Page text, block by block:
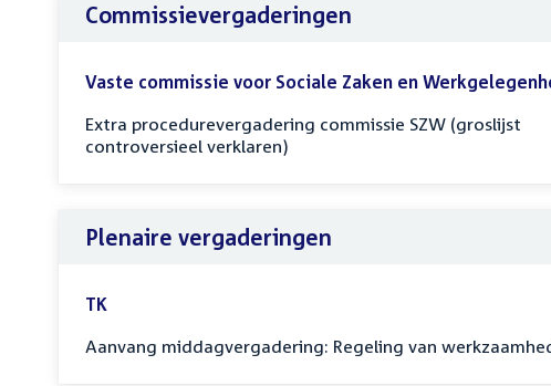
Commissievergaderingen
Vaste commissie voor Sociale Zaken en
Extra procedurevergadering commissie SZW (groslijst
controversieel verklaren)
Plenaire vergaderingen
TK
Aanvang middagvergadering: Regeling van